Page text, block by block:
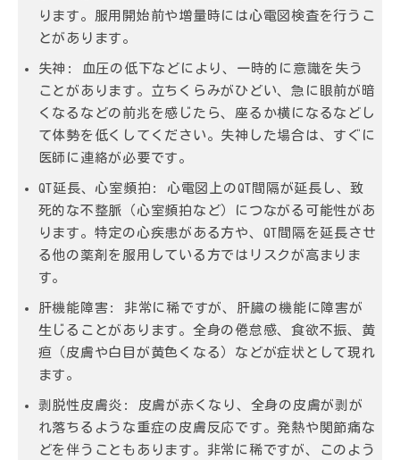
ります。服用開始前や増量時には心電図検査を行うこ
とがあります。
失神:
血圧の低下などにより、一時的に意識を失う
ことがあります。立ちくらみがひどい、急に眼前が暗
くなるなどの前兆を感じたら、座るか横になるなどし
て体勢を低くしてください。失神した場合は、すぐに
医師に連絡が必要です。
QT延長、心室頻拍:
心電図上のQT間隔が延長し、致
死的な不整脈（心室頻拍など）につながる可能性があ
ります。特定の心疾患がある方や、QT間隔を延長させ
る他の薬剤を服用している方ではリスクが高まりま
す。
肝機能障害:
非常に稀ですが、肝臓の機能に障害が
生じることがあります。全身の倦怠感、食欲不振、黄
疸（皮膚や白目が黄色くなる）などが症状として現れ
ます。
剥脱性皮膚炎:
皮膚が赤くなり、全身の皮膚が剥が
れ落ちるような重症の皮膚反応です。発熱や関節痛な
どを伴うこともあります。非常に稀ですが、このよう